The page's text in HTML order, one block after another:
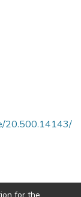
20.500.14143/